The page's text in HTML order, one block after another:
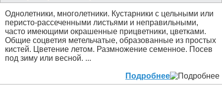
Однолетники, многолетники. Кустарники с цельными или
перисто-рассеченными листьями и неправильными,
часто имеющими окрашенные прицветники, цветками.
Общие соцветия метельчатые, образованные из простых
кистей. Цветение летом. Размножение семенное. Посев
под зиму или весной. ...
Подробнее